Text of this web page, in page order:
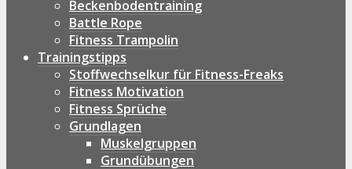
Beckenbodentraining
Battle Rope
Fitness Trampolin
Trainingstipps
Stoffwechselkur für Fitness-Freaks
Fitness Motivation
Fitness Sprüche
Grundlagen
Muskelgruppen
Grundübungen